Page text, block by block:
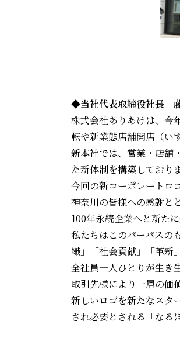
◆当社代表取締役社長
株式会社ありあけは、今
転や新業態店舗開店（い
新本社では、営業・店舗
た新体制を構築しておりま
今回の新コーポレートロ
神奈川の皆様への感謝と
100年永続企業へと新た
私たちはこのパーパスの
織」「社会貢献」「革新
全社員一人ひとりが生き
取引先様により一層の価
新しいロゴを新たなスタ
され必要とされる「なる